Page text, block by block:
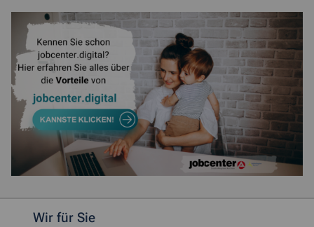
Weitere allgemeine Informationen
Wir für Sie